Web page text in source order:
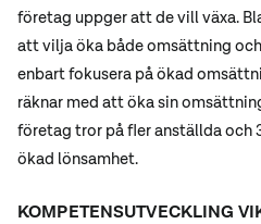
företag uppger att de vill växa.
att vilja öka både omsättning
enbart fokusera på ökad
räknar med att öka sin
företag tror på fler anställda och
ökad lönsamhet.
KOMPETENSUTVECKLING